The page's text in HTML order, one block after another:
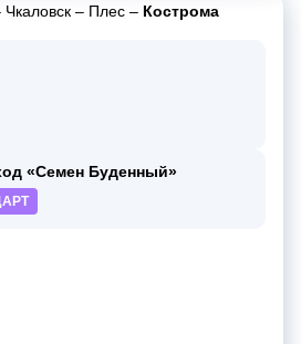
Чкаловск – Плес – Кострома
«Семен Буденный»